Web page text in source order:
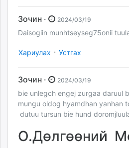
Зочин · 2024/03/19
Daisogiin munhtseyseg75onii
Хариулах · Устгах
Зочин · 2024/03/19
bie unlegch engej zurgaa daruul
mungu oldog hyamdhan yanhan
dutuu tursun bie hund
О.Дөлгөөний